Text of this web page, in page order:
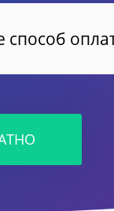
способ